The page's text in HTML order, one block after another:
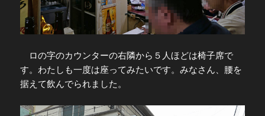
ロの字のカウンターの右隣から５人ほどは椅子席で
す。わたしも一度は座ってみたいです。みなさん、腰を
据えて飲んでられました。